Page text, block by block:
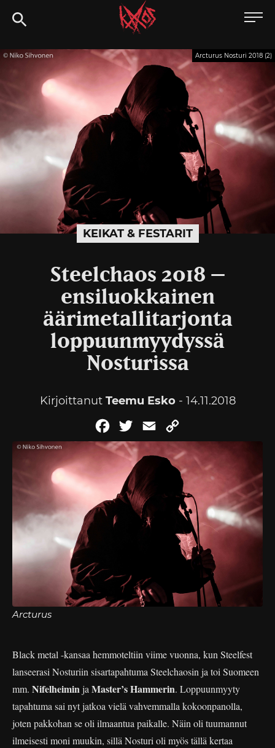
Siirry
suoraan
Kaaoszine
KEIKAT & FESTARIT
Arcturus Nosturi 2018 (2)
Steelchaos 2018 –
ensiluokkainen
äärimetallitarjonta
loppuunmyydyssä
Nosturissa
Kirjoittanut Teemu Esko- 14.11.2018
FacebookTwitterEmail
Link
Arcturus
Black metal -kansaa hemmoteltiin viime vuonna, kun Steelfest
lanseerasi Nosturiin sisartapahtuma Steelchaosin ja toi Suomeen
mm. NifelheiminjaMaster’s Hammerin. Loppuunmyyty
tapahtuma sai nyt jatkoa vielä vahvemmalla kokoonpanolla,
joten pakkohan se oli ilmaantua paikalle. Näin oli tuumannut
ilmeisesti moni muukin, sillä Nosturi oli myös tällä kertaa